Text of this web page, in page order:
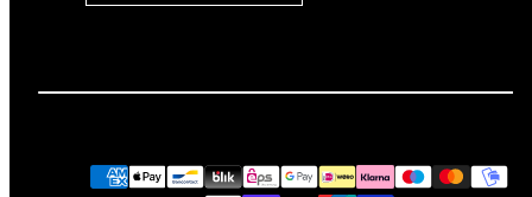
Zahlungsarten